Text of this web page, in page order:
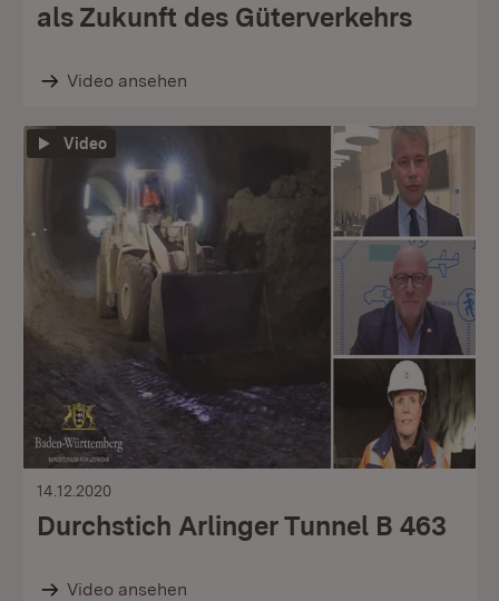
als Zukunft des Güterverkehrs
Video ansehen
Video
14.12.2020
Durchstich Arlinger Tunnel B 463
Video ansehen